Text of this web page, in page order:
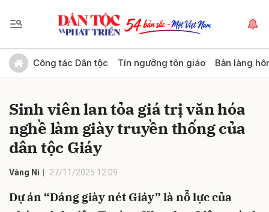
Công tác Dân tộc Tín ngưỡng tôn giáo Bản làng
Sinh viên lan tỏa giá trị văn hóa
nghề làm giày truyền thống của
dân tộc Giáy
Vàng Ni 27/11/2025 12:09
Dự án “Dáng giày nét Giáy” là nỗ lực của
Gửi bình luận